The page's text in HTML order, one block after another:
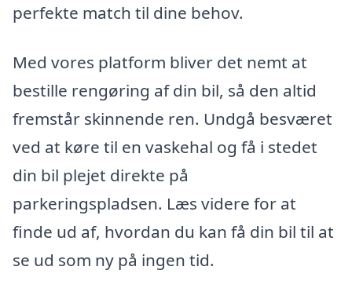
perfekte match til dine behov.
Med vores platform bliver det nemt at
bestille rengøring af din bil, så den altid
fremstår skinnende ren. Undgå besværet
ved at køre til en vaskehal og få i stedet
din bil plejet direkte på
parkeringspladsen. Læs videre for at
finde ud af, hvordan du kan få din bil til at
se ud som ny på ingen tid.